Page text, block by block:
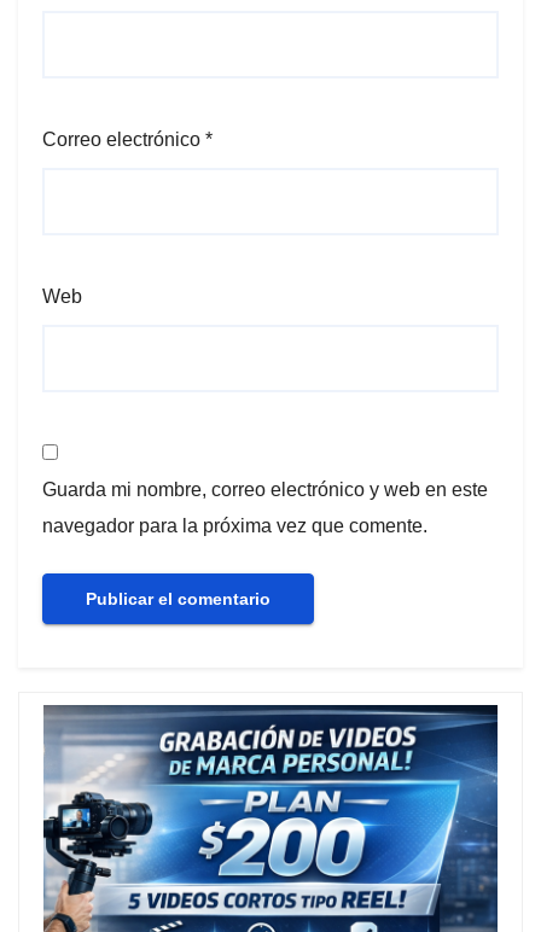
Correo electrónico *
Web
Guarda mi nombre, correo electrónico y web en este
navegador para la próxima vez que comente.